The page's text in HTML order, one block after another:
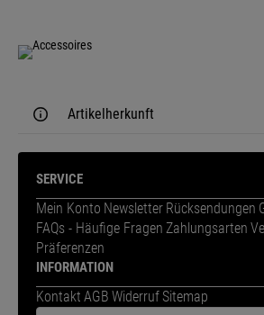
Artikelherkunft
SERVICE
Mein Konto Newsletter Rücksendungen
FAQs - Häufige Fragen Zahlungsarten
Präferenzen
INFORMATION
Kontakt AGB Widerruf Sitemap